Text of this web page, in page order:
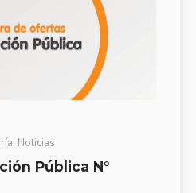
Noticias
Pública N°